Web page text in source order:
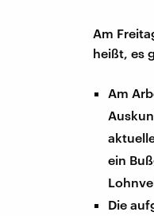
Am
heißt, es
Am
ein
Die